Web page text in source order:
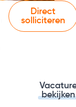
Direct
solliciteren
bekijken